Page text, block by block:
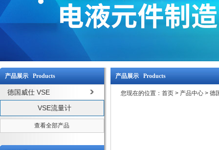
产品展示 Products
德国威仕 VSE
VSE流量计
查看全部产品
产品展示 Products
您现在的位置： 首页 > 产品中心 > 德